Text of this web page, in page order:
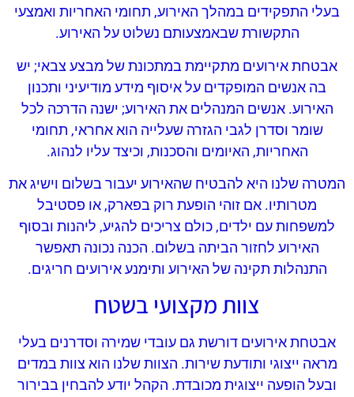
בעלי התפקידים במהלך האירוע, תחומי האחריות ואמצעי
התקשורת שבאמצעותם נשלוט על האירוע.
אבטחת אירועים מתקיימת במתכונת של מבצע צבאי; יש
בה אנשים המופקדים על איסוף מידע מודיעיני ותכנון
האירוע. אנשים המנהלים את האירוע; ישנה הדרכה לכל
שומר וסדרן לגבי הגזרה שעלייה הוא אחראי, תחומי
האחריות, האיומים והסכנות, וכיצד עליו לנהוג.
המטרה שלנו היא להבטיח שהאירוע יעבור בשלום וישיג את
מטרותיו. אם זוהי הופעת רוק בפארק, או פסטיבל
למשפחות עם ילדים, כולם צריכים להגיע, ליהנות ובסוף
האירוע לחזור הביתה בשלום. הכנה נכונה תאפשר
התנהלות תקינה של האירוע ותימנע אירועים חריגים.
צוות מקצועי בשטח
אבטחת אירועים דורשת גם עובדי שמירה וסדרנים בעלי
מראה ייצוגי ותודעת שירות. הצוות שלנו הוא צוות במדים
ובעל הופעה ייצוגית מכובדת. הקהל יודע להבחין בבירור